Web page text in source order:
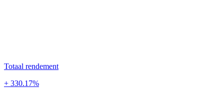
Totaal rendement
+ 330.17%